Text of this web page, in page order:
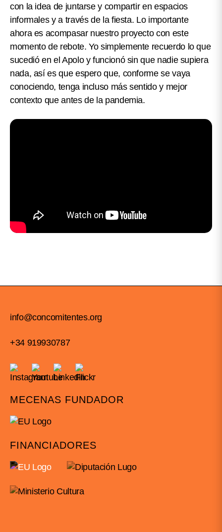
con la idea de juntarse y compartir en espacios
informales y a través de la fiesta. Lo importante
ahora es acompasar nuestro proyecto con este
momento de rebote. Yo simplemente recuerdo lo que
sucedió en el Apolo y funcionó sin que nadie supiera
nada, así es que espero que, conforme se vaya
conociendo, tenga incluso más sentido y mejor
contexto que antes de la pandemia.
info@concomitentes.org
+34 919930787
MECENAS FUNDADOR
FINANCIADORES